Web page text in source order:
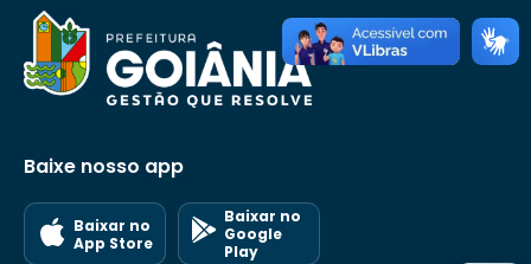
Baixe nosso app
Baixar no
App Store
Baixar no
Google
Play